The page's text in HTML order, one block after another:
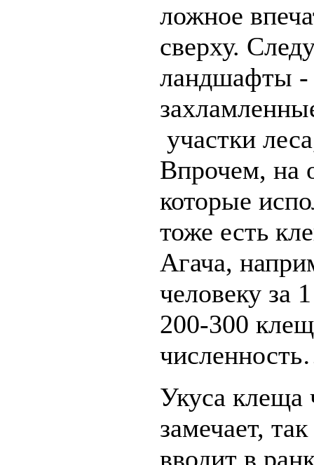
ложное
сверху.
ландшафты -
участки
Впрочем, на
которые
тоже есть
Агача,
человеку за
200-300
Укуса клеща
замечает,
вводит в